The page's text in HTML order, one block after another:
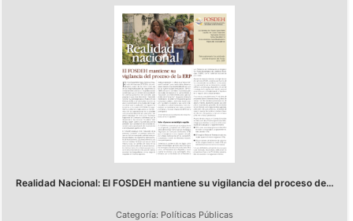
Realidad Nacional: El FOSDEH mantiene su vigilancia del proceso de...
Categoría: Políticas Públicas